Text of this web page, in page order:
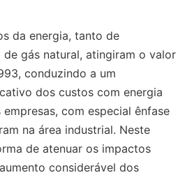
da energia, tanto de
gás natural, atingiram o valor
conduzindo a um
dos custos com energia
com especial ênfase
na área industrial. Neste
de atenuar os impactos
considerável dos